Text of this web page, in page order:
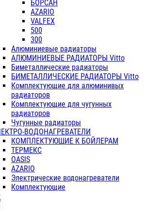
БОРСАН
AZARIO
VALFEX
500
300
Алюминиевые радиаторы
АЛЮМИНИЕВЫЕ РАДИАТОРЫ Vitto
Биметаллические радиаторы
БИМЕТАЛЛИЧЕСКИЕ РАДИАТОРЫ Vitto
Комплектующие для алюминивых
радиаторов
Комплектующие для чугунных
радиаторов
Чугунные радиаторы
ВОДОНАГРЕВАТЕЛИ
КОМПЛЕКТУЮЩИЕ К БОЙЛЕРАМ
ТЕРМЕКС
OASIS
AZARIO
Электрические водонагреватели
Комплектующие